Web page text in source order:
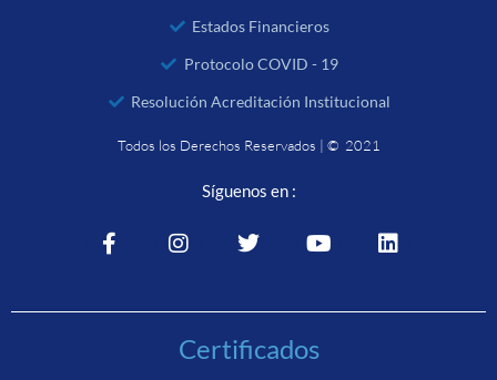
Estados Financieros
Protocolo COVID - 19
Resolución Acreditación Institucional
Todos los Derechos Reservados | © 2021
Síguenos en :
Certificados